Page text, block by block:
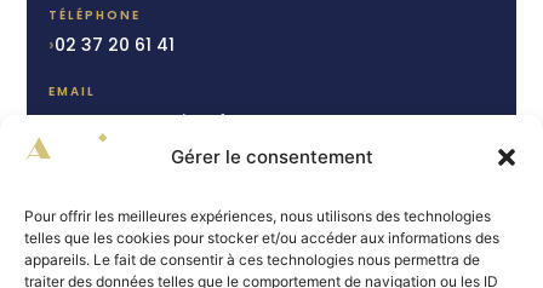
Gérer le consentement
Pour offrir les meilleures expériences, nous utilisons des technologies
telles que les cookies pour stocker et/ou accéder aux informations des
appareils. Le fait de consentir à ces technologies nous permettra de
traiter des données telles que le comportement de navigation ou les ID
TÉLÉPHONE
02 37 20 61 41
EMAIL
contact@autrimo.fr
28000 Chartres
PAIMPOL